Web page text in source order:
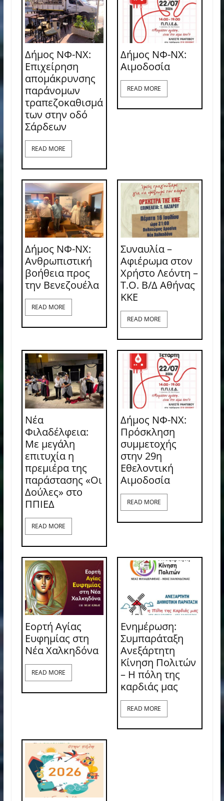
Δήμος ΝΦ-ΝΧ:
Επιχείρηση
απομάκρυνσης
παράνομων
τραπεζοκαθισμά
των στην οδό
Σάρδεων
READ MORE
Δήμος ΝΦ-ΝΧ:
Aιμοδοσία
READ MORE
Δήμος ΝΦ-ΝΧ:
Ανθρωπιστική
βοήθεια προς
την Βενεζουέλα
READ MORE
Συναυλία –
Αφιέρωμα στον
Χρήστο Λεόντη –
Τ.Ο. Β/Δ Αθήνας
ΚΚΕ
READ MORE
Νέα
Φιλαδέλφεια:
Με μεγάλη
επιτυχία η
πρεμιέρα της
παράστασης «Οι
Δούλες» στο
ΠΠΙΕΔ
READ MORE
Δήμος ΝΦ-ΝΧ:
Πρόσκληση
συμμετοχής
στην 29η
Εθελοντική
Αιμοδοσία
READ MORE
Εορτή Αγίας
Ευφημίας στη
Νέα Χαλκηδόνα
READ MORE
Ενημέρωση:
Συμπαράταξη
Ανεξάρτητη
Κίνηση Πολιτών
– Η πόλη της
καρδιάς μας
READ MORE